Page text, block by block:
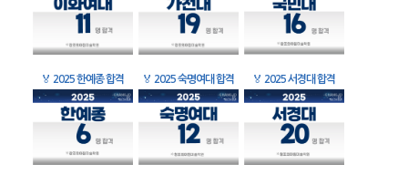
🏅 2025 한예종 합격 🏅 2025 숙명여대 합격 🏅 2025 서경대 합격